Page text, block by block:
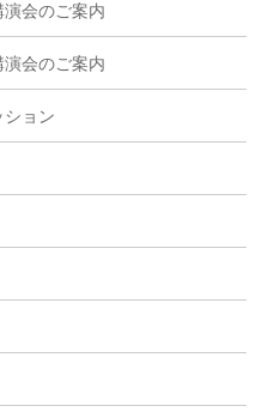
会のご案内
会のご案内
ション